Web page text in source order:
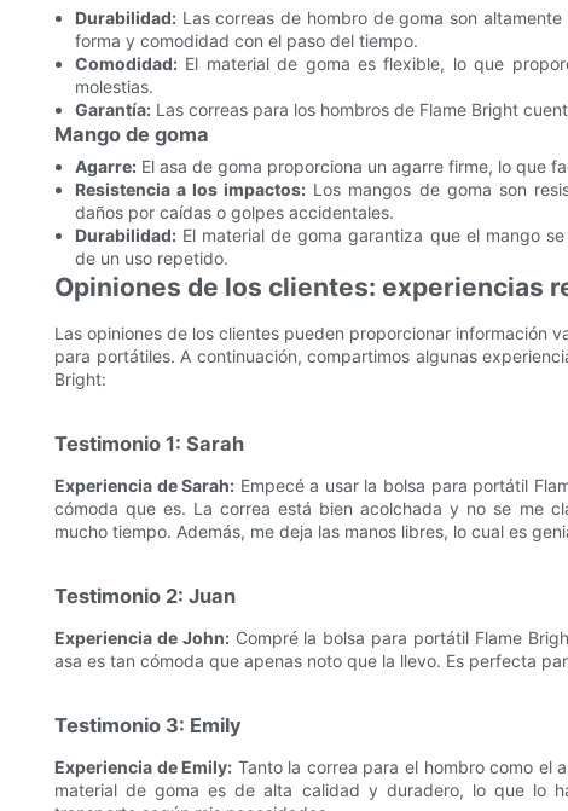
Durabilidad:Las correas de hombro de goma son
forma y comodidad con el paso del tiempo.
Comodidad:El material de goma es flexible, lo que
molestias.
Garantía:Las correas para los hombros de Flame Bright
Mango de goma
Agarre:El asa de goma proporciona un agarre firme, lo que
Resistencia a los impactos: Los mangos de goma son
daños por caídas o golpes accidentales.
Durabilidad:El material de goma garantiza que el mango
de un uso repetido.
Opiniones de los clientes: experiencias
Las opiniones de los clientes pueden proporcionar información
para portátiles. A continuación, compartimos algunas
Bright:
Testimonio 1: Sarah
Experiencia de Sarah: Empecé a usar la bolsa para portátil
cómoda que es. La correa está bien acolchada y no se me
mucho tiempo. Además, me deja las manos libres, lo cual es
Testimonio 2: Juan
Experiencia de John:Compré la bolsa para portátil Flame
asa es tan cómoda que apenas noto que la llevo. Es perfecta
Testimonio 3: Emily
Experiencia de Emily: Tanto la correa para el hombro como el
material de goma es de alta calidad y duradero, lo que lo